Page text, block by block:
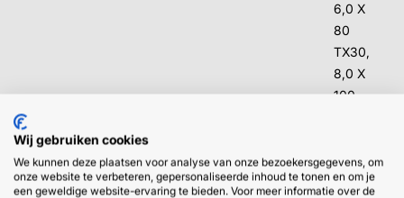
6,0 X
80
TX30,
8,0 X
100
120
TX40,
Wij gebruiken cookies
We kunnen deze plaatsen voor analyse van onze bezoekersgegevens, om
onze website te verbeteren, gepersonaliseerde inhoud te tonen en om je
een geweldige website-ervaring te bieden. Voor meer informatie over de